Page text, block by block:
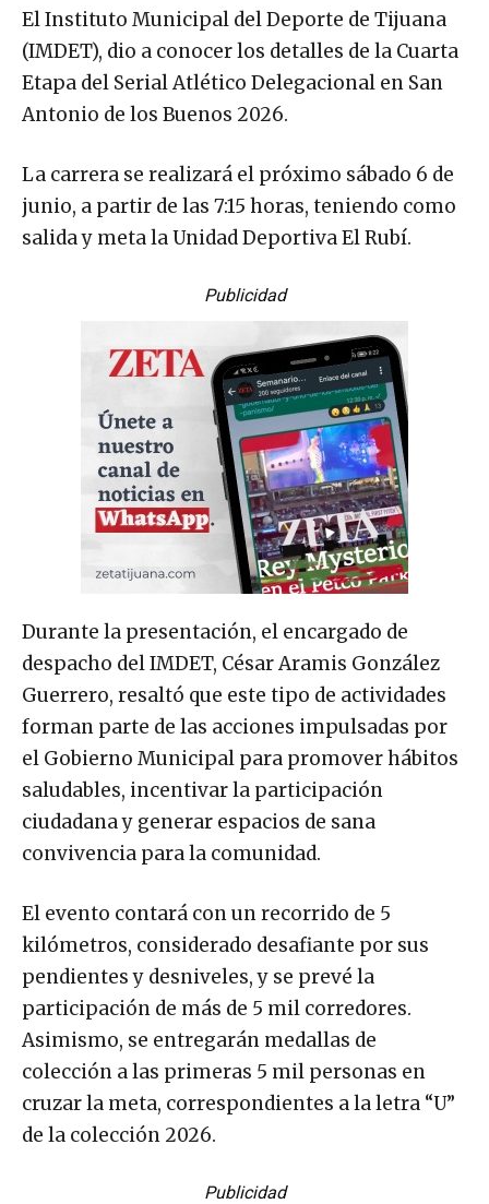
El Instituto Municipal del Deporte de Tijuana
(IMDET), dio a conocer los detalles de la Cuarta
Etapa del Serial Atlético Delegacional en San
Antonio de los Buenos 2026.
La carrera se realizará el próximo sábado 6 de
junio, a partir de las 7:15 horas, teniendo como
salida y meta la Unidad Deportiva El Rubí.
Publicidad
Durante la presentación, el encargado de
despacho del IMDET, César Aramis González
Guerrero, resaltó que este tipo de actividades
forman parte de las acciones impulsadas por
el Gobierno Municipal para promover hábitos
saludables, incentivar la participación
ciudadana y generar espacios de sana
convivencia para la comunidad.
El evento contará con un recorrido de 5
kilómetros, considerado desafiante por sus
pendientes y desniveles, y se prevé la
participación de más de 5 mil corredores.
Asimismo, se entregarán medallas de
colección a las primeras 5 mil personas en
cruzar la meta, correspondientes a la letra “U”
de la colección 2026.
Publicidad